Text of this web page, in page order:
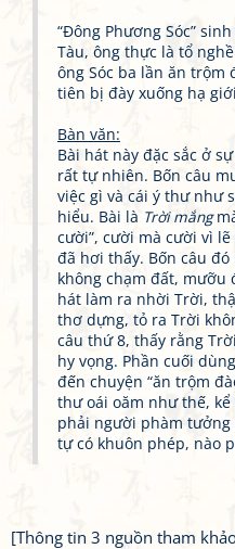
“Đông Phương Sóc”
Tàu, ông thực là tổ
ông Sóc ba lần ăn trộm
tiên bị đày xuống hạ
Bàn văn:
Bài hát này đặc sắc ở
rất tự nhiên. Bốn câu
việc gì và cái ý thư như
hiểu. Bài là Trời mắng
cười”, cười mà cười vì
đã hơi thấy. Bốn câu
không chạm đất, mưỡu
hát làm ra nhời Trời,
thơ dựng, tỏ ra Trời
câu thứ 8, thấy rằng
hy vọng. Phần cuối
đến chuyện “ăn trộm
thư oái oăm như thế,
phải người phàm tưởng
tự có khuôn phép, nào
[Thông tin 3 nguồn tham